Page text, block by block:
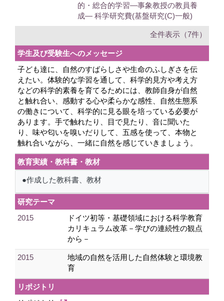
的・総合的学習―事象教授の教員養
成― 科学研究費(基盤研究(C)一般)
全件表示（7件）
学生及び受験生へのメッセージ
子ども達に、自然のすばらしさや生命のふしぎさを伝
えたい。体験的な学習を通して、科学的見方や考え方
などの科学的素養を育てるためには、教師自身が自然
と触れ合い、感動する心や柔らかな感性、自然生態系
の働きについて、科学的に見る眼を培っている必要が
あります。手で触れたり、目で見たり、音に聞いた
り、味や匂いを嗅いだりして、五感を使って、本物と
触れ合いながら、一緒に自然を感じていきましょう。
教育実績・教科書・教材
●作成した教科書、教材
研究テーマ
2015
ドイツ初等・基礎領域における科学教育
カリキュラム改革－学びの連続性の観点
から－
2015
地域の自然を活用した自然体験と環境教
育
リポジトリ